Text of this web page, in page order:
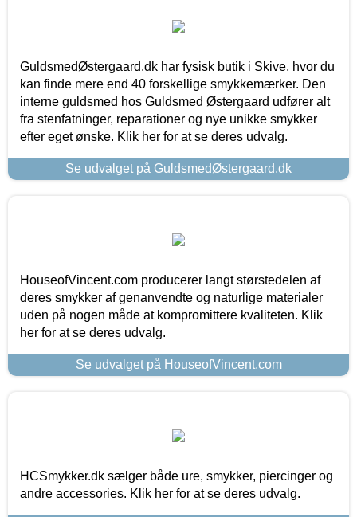
GuldsmedØstergaard.dk har fysisk butik i Skive, hvor du
kan finde mere end 40 forskellige smykkemærker. Den
interne guldsmed hos Guldsmed Østergaard udfører alt
fra stenfatninger, reparationer og nye unikke smykker
efter eget ønske. Klik her for at se deres udvalg.
Se udvalget på GuldsmedØstergaard.dk
HouseofVincent.com producerer langt størstedelen af
deres smykker af genanvendte og naturlige materialer
uden på nogen måde at kompromittere kvaliteten. Klik
her for at se deres udvalg.
Se udvalget på HouseofVincent.com
HCSmykker.dk sælger både ure, smykker, piercinger og
andre accessories. Klik her for at se deres udvalg.